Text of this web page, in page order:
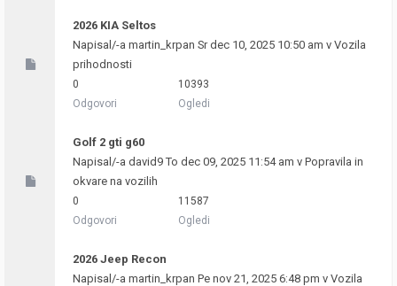
2026 KIA Seltos
Napisal/-a martin_krpan Sr dec 10, 2025 10:50 am v Vozila
prihodnosti
0
Odgovori
10393
Ogledi
Golf 2 gti g60
Napisal/-a david9To dec 09, 2025 11:54 am v Popravila in
okvare na vozilih
0
Odgovori
11587
Ogledi
2026 Jeep Recon
Napisal/-a martin_krpan Pe nov 21, 2025 6:48 pm v Vozila